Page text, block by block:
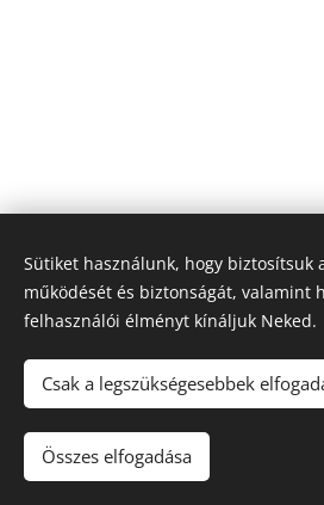
© 2026 Nagyfólia Kft.
Sütik
Sütiket használunk, hogy biztosítsuk
működését és biztonságát, valamint
felhasználói élményt kínáljuk Neked.
Csak a legszükségesebbek
Összes elfogadása